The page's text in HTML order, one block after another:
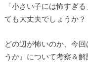
「小さい子には怖すぎ
ても大丈夫でしょうか？
どの辺が怖いのか、今
うか』について考察＆解